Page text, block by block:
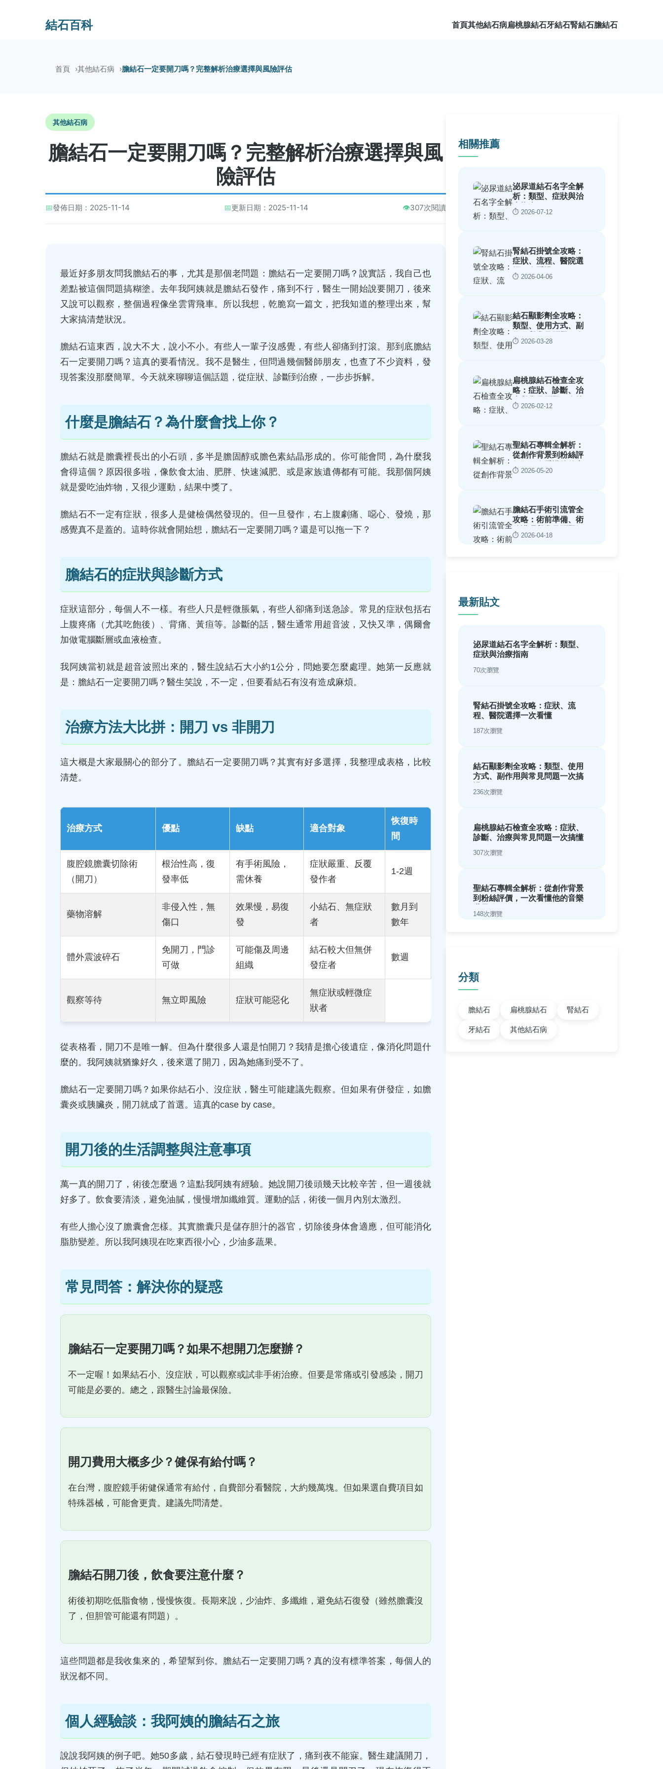
結石百科 首頁其他結石病扁桃腺結石牙結石腎結石膽結石
首頁 其他結石病 膽結石一定要開刀嗎？完整解析治療選擇與風險評估
其他結石病
膽結石一定要開刀嗎？完整解析治療選擇與風
險評估
📅發佈日期：2025-11-14 📅更新日期：2025-11-14 👁️307次閱讀
最近好多朋友問我膽結石的事，尤其是那個老問題：膽結石一定要開刀嗎？說實話，我自己也
差點被這個問題搞糊塗。去年我阿姨就是膽結石發作，痛到不行，醫生一開始說要開刀，後來
又說可以觀察，整個過程像坐雲霄飛車。所以我想，乾脆寫一篇文，把我知道的整理出來，幫
大家搞清楚狀況。
膽結石這東西，說大不大，說小不小。有些人一輩子沒感覺，有些人卻痛到打滾。那到底膽結
石一定要開刀嗎？這真的要看情況。我不是醫生，但問過幾個醫師朋友，也查了不少資料，發
現答案沒那麼簡單。今天就來聊聊這個話題，從症狀、診斷到治療，一步步拆解。
什麼是膽結石？為什麼會找上你？
膽結石就是膽囊裡長出的小石頭，多半是膽固醇或膽色素結晶形成的。你可能會問，為什麼我
會得這個？原因很多啦，像飲食太油、肥胖、快速減肥、或是家族遺傳都有可能。我那個阿姨
就是愛吃油炸物，又很少運動，結果中獎了。
膽結石不一定有症狀，很多人是健檢偶然發現的。但一旦發作，右上腹劇痛、噁心、發燒，那
感覺真不是蓋的。這時你就會開始想，膽結石一定要開刀嗎？還是可以拖一下？
膽結石的症狀與診斷方式
症狀這部分，每個人不一樣。有些人只是輕微脹氣，有些人卻痛到送急診。常見的症狀包括右
上腹疼痛（尤其吃飽後）、背痛、黃疸等。診斷的話，醫生通常用超音波，又快又準，偶爾會
加做電腦斷層或血液檢查。
我阿姨當初就是超音波照出來的，醫生說結石大小約1公分，問她要怎麼處理。她第一反應就
是：膽結石一定要開刀嗎？醫生笑說，不一定，但要看結石有沒有造成麻煩。
治療方法大比拼：開刀 vs 非開刀
這大概是大家最關心的部分了。膽結石一定要開刀嗎？其實有好多選擇，我整理成表格，比較
清楚。
治療方式 優點 缺點 適合對象
恢復時
間
腹腔鏡膽囊切除術
（開刀）
根治性高，復
發率低
有手術風險，
需休養
症狀嚴重、反覆
發作者
1-2週
藥物溶解
非侵入性，無
傷口
效果慢，易復
發
小結石、無症狀
者
數月到
數年
體外震波碎石
免開刀，門診
可做
可能傷及周邊
組織
結石較大但無併
發症者
數週
觀察等待 無立即風險 症狀可能惡化
無症狀或輕微症
狀者
從表格看，開刀不是唯一解。但為什麼很多人還是怕開刀？我猜是擔心後遺症，像消化問題什
麼的。我阿姨就猶豫好久，後來選了開刀，因為她痛到受不了。
膽結石一定要開刀嗎？如果你結石小、沒症狀，醫生可能建議先觀察。但如果有併發症，如膽
囊炎或胰臟炎，開刀就成了首選。這真的case by case。
開刀後的生活調整與注意事項
萬一真的開刀了，術後怎麼過？這點我阿姨有經驗。她說開刀後頭幾天比較辛苦，但一週後就
好多了。飲食要清淡，避免油膩，慢慢增加纖維質。運動的話，術後一個月內別太激烈。
有些人擔心沒了膽囊會怎樣。其實膽囊只是儲存胆汁的器官，切除後身体會適應，但可能消化
脂肪變差。所以我阿姨現在吃東西很小心，少油多蔬果。
常見問答：解決你的疑惑
膽結石一定要開刀嗎？如果不想開刀怎麼辦？
不一定喔！如果結石小、沒症狀，可以觀察或試非手術治療。但要是常痛或引發感染，開刀
可能是必要的。總之，跟醫生討論最保險。
開刀費用大概多少？健保有給付嗎？
在台灣，腹腔鏡手術健保通常有給付，自費部分看醫院，大約幾萬塊。但如果選自費項目如
特殊器械，可能會更貴。建議先問清楚。
膽結石開刀後，飲食要注意什麼？
術後初期吃低脂食物，慢慢恢復。長期來說，少油炸、多纖維，避免結石復發（雖然膽囊沒
了，但胆管可能還有問題）。
這些問題都是我收集來的，希望幫到你。膽結石一定要開刀嗎？真的沒有標準答案，每個人的
狀況都不同。
個人經驗談：我阿姨的膽結石之旅
說說我阿姨的例子吧。她50多歲，結石發現時已經有症狀了，痛到夜不能寐。醫生建議開刀，
相關推薦
泌尿道結石名字全解
析：類型、症狀與治
療指南
⏱️ 2026-07-12
腎結石掛號全攻略：
症狀、流程、醫院選
擇一次看懂
⏱️ 2026-04-06
結石顯影劑全攻略：
類型、使用方式、副
作用與常見問題一次
搞懂
⏱️ 2026-03-28
扁桃腺結石檢查全攻
略：症狀、診斷、治
療與常見問題一次搞
懂
⏱️ 2026-02-12
聖結石專輯全解析：
從創作背景到粉絲評
價，一次看懂他的音
樂世界
⏱️ 2026-05-20
膽結石手術引流管全
攻略：術前準備、術
後護理與常見問題解
答
⏱️ 2026-04-18
最新貼文
泌尿道結石名字全解析：類型、
症狀與治療指南
70次瀏覽
腎結石掛號全攻略：症狀、流
程、醫院選擇一次看懂
187次瀏覽
結石顯影劑全攻略：類型、使用
方式、副作用與常見問題一次搞
236次瀏覽
扁桃腺結石檢查全攻略：症狀、
診斷、治療與常見問題一次搞懂
307次瀏覽
聖結石專輯全解析：從創作背景
到粉絲評價，一次看懂他的音樂
148次瀏覽
分類
膽結石 扁桃腺結石 腎結石
牙結石 其他結石病